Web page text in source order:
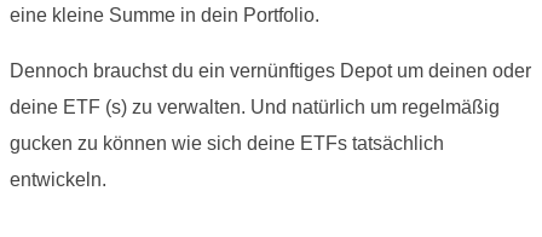
eine kleine Summe in dein Portfolio.
Dennoch brauchst du ein vernünftiges Depot um deinen oder
deine ETF (s) zu verwalten. Und natürlich um regelmäßig
gucken zu können wie sich deine ETFs tatsächlich
entwickeln.